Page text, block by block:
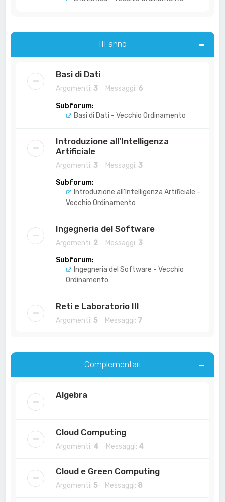
III anno
Basi di Dati
Argomenti: 3 Messaggi: 6
Subforum:
Basi di Dati - Vecchio Ordinamento
Introduzione all'Intelligenza
Artificiale
Argomenti: 3 Messaggi: 3
Subforum:
Introduzione all'Intelligenza Artificiale -
Vecchio Ordinamento
Ingegneria del Software
Argomenti: 2 Messaggi: 3
Subforum:
Ingegneria del Software - Vecchio
Ordinamento
Reti e Laboratorio III
Argomenti: 5 Messaggi: 7
Complementari
Algebra
Cloud Computing
Argomenti: 4 Messaggi: 4
Cloud e Green Computing
Argomenti: 5 Messaggi: 8